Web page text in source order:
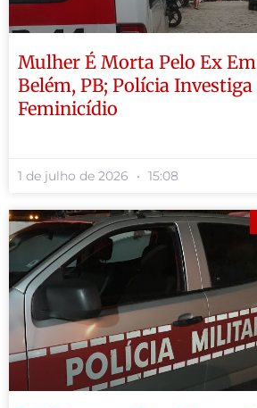
Mulher É Morta Pelo Ex Em
Belém, PB; Polícia Investiga
Feminicídio
1 de julho de 2026 15:08